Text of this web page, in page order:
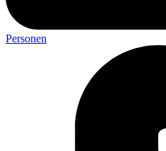
Personen